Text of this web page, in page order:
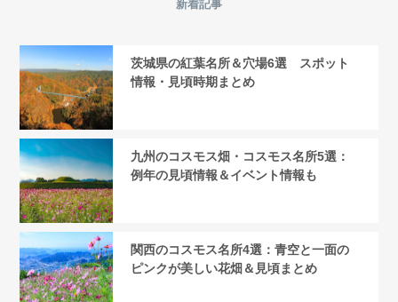
新着記事
茨城県の紅葉名所＆穴場6選 スポット
情報・見頃時期まとめ
九州のコスモス畑・コスモス名所5選：
例年の見頃情報＆イベント情報も
関西のコスモス名所4選：青空と一面の
ピンクが美しい花畑＆見頃まとめ